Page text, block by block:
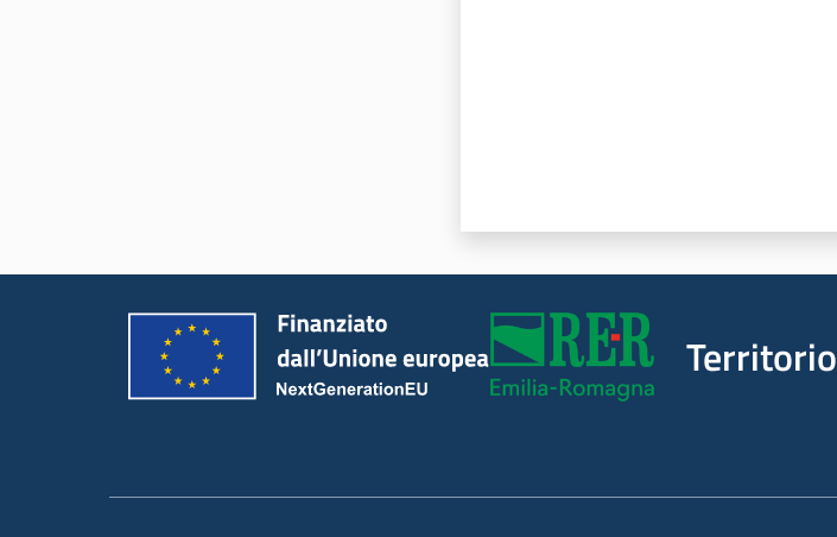
Territorio